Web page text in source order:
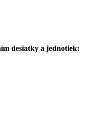
desiatky a jednotiek: